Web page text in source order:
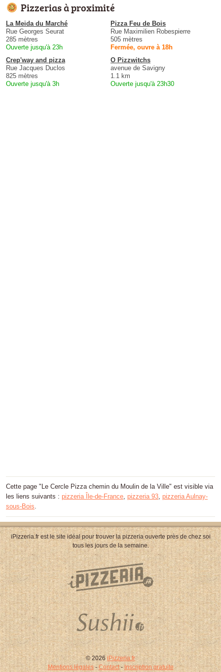
Pizzerias à proximité
La Meida du Marché
Rue Georges Seurat
285 mètres
Ouverte jusqu'à 23h
Pizza Feu de Bois
Rue Maximilien Robespierre
505 mètres
Fermée, ouvre à 18h
Crep'way and pizza
Rue Jacques Duclos
825 mètres
Ouverte jusqu'à 3h
O Pizzwitchs
avenue de Savigny
1.1 km
Ouverte jusqu'à 23h30
Cette page "Le Cercle Pizza chemin du Moulin de la Ville" est visible via
les liens suivants : pizzeria Île-de-France, pizzeria 93, pizzeria Aulnay-
sous-Bois.
iPizzeria.fr est le site idéal pour trouver la pizzeria ouverte près de chez soi
tous les jours de la semaine.
© 2026 iPizzeria.fr
Mentions légales-Contact-Inscription gratuite